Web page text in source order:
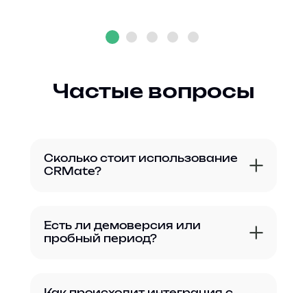
Частые вопросы
Сколько стоит использование
CRMate?
Есть ли демоверсия или
пробный период?